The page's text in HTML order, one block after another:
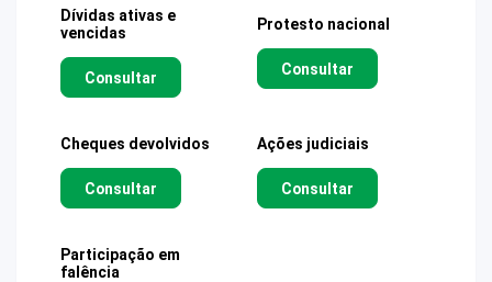
Dívidas ativas e
vencidas
Consultar
Protesto nacional
Consultar
Cheques devolvidos
Consultar
Ações judiciais
Consultar
Participação em
falência